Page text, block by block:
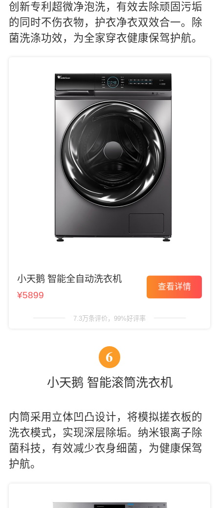
创新专利超微净泡洗，有效去除顽固污垢
的同时不伤衣物，护衣净衣双效合一。除
菌洗涤功效，为全家穿衣健康保驾护航。
小天鹅 智能全自动洗衣机
¥5899
查看详情
7.3万条评价，99%好评率
6
小天鹅 智能滚筒洗衣机
内筒采用立体凹凸设计，将模拟搓衣板的
洗衣模式，实现深层除垢。纳米银离子除
菌科技，有效减少衣身细菌，为健康保驾
护航。